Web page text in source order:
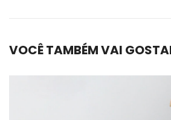
VOCÊ TAMBÉM VAI